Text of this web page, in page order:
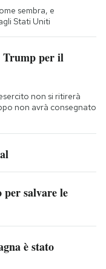
sembra, e
Stati Uniti
Trump per il
non si ritirerà
non avrà consegnato
per salvare le
è stato